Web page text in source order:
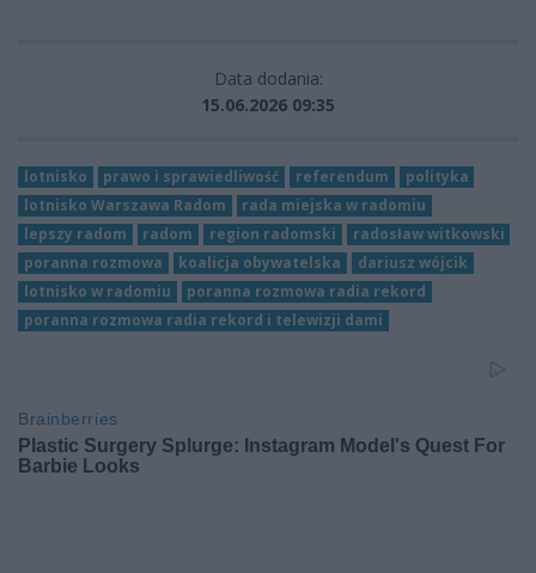
Data dodania:
15.06.2026 09:35
lotnisko prawo i sprawiedliwość referendum
polityka
lotnisko Warszawa Radom
rada miejska w radomiu
lepszy radom
radom region radomski
radosław witkowski
poranna rozmowa
koalicja obywatelska
dariusz wójcik
lotnisko w radomiu
poranna rozmowa radia rekord
poranna rozmowa radia rekord i telewizji dami